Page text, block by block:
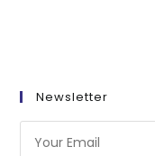
Newsletter